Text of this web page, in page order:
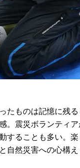
ものは記憶に残る
。震災ボランティ
することも多い。
自然災害への心構